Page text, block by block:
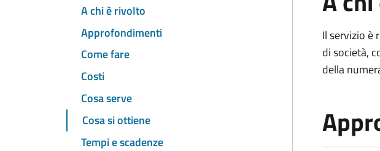
A chi è rivolto
Approfondimenti
Come fare
Costi
Cosa serve
Cosa si ottiene
Tempi e scadenze
Il servizio è
di società,
della